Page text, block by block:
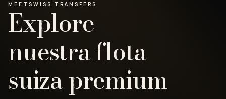
MEETSWISS TRANSFERS
Explore
nuestra flota
suiza premium